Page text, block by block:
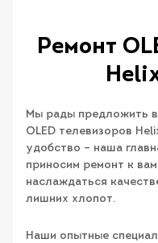
Ремонт
Мы рады предложить
OLED телевизоров
удобство – наша
приносим ремонт к
наслаждаться
лишних хлопот.
Наши опытные